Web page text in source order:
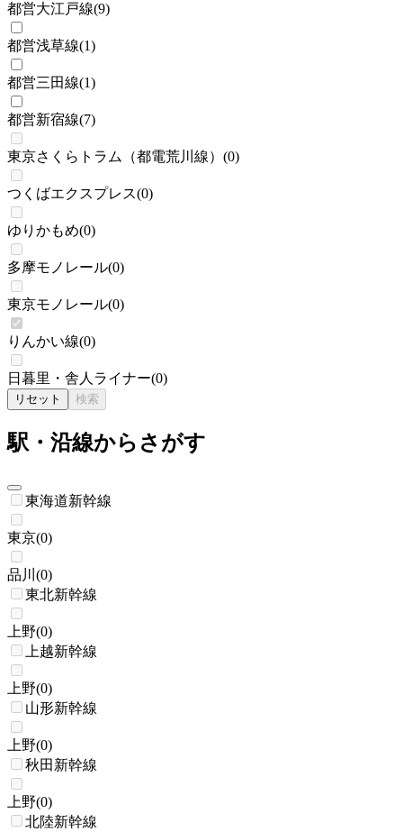
都営大江戸線(9)
都営浅草線(1)
都営三田線(1)
都営新宿線(7)
東京さくらトラム（都電荒川線） (0)
つくばエクスプレス(0)
ゆりかもめ(0)
多摩モノレール(0)
東京モノレール(0)
りんかい線(0)
日暮里・舎人ライナー(0)
リセット 検索
駅・沿線からさがす
東海道新幹線
東京(0)
品川 (0)
東北新幹線
上野(0)
上越新幹線
上野(0)
山形新幹線
上野(0)
秋田新幹線
上野(0)
北陸新幹線